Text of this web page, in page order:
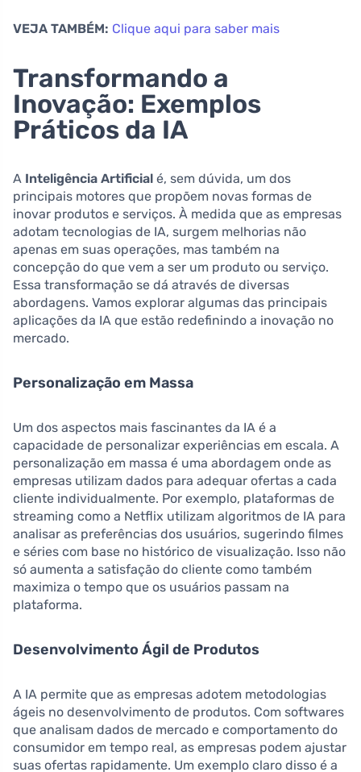
VEJA TAMBÉM: Clique aqui para saber mais
Transformando a
Inovação: Exemplos
Práticos da IA
A Inteligência Artificial é, sem dúvida, um dos
principais motores que propõem novas formas de
inovar produtos e serviços. À medida que as empresas
adotam tecnologias de IA, surgem melhorias não
apenas em suas operações, mas também na
concepção do que vem a ser um produto ou serviço.
Essa transformação se dá através de diversas
abordagens. Vamos explorar algumas das principais
aplicações da IA que estão redefinindo a inovação no
mercado.
Personalização em Massa
Um dos aspectos mais fascinantes da IA é a
capacidade de personalizar experiências em escala. A
personalização em massa é uma abordagem onde as
empresas utilizam dados para adequar ofertas a cada
cliente individualmente. Por exemplo, plataformas de
streaming como a Netflix utilizam algoritmos de IA para
analisar as preferências dos usuários, sugerindo filmes
e séries com base no histórico de visualização. Isso não
só aumenta a satisfação do cliente como também
maximiza o tempo que os usuários passam na
plataforma.
Desenvolvimento Ágil de Produtos
A IA permite que as empresas adotem metodologias
ágeis no desenvolvimento de produtos. Com softwares
que analisam dados de mercado e comportamento do
consumidor em tempo real, as empresas podem ajustar
suas ofertas rapidamente. Um exemplo claro disso é a